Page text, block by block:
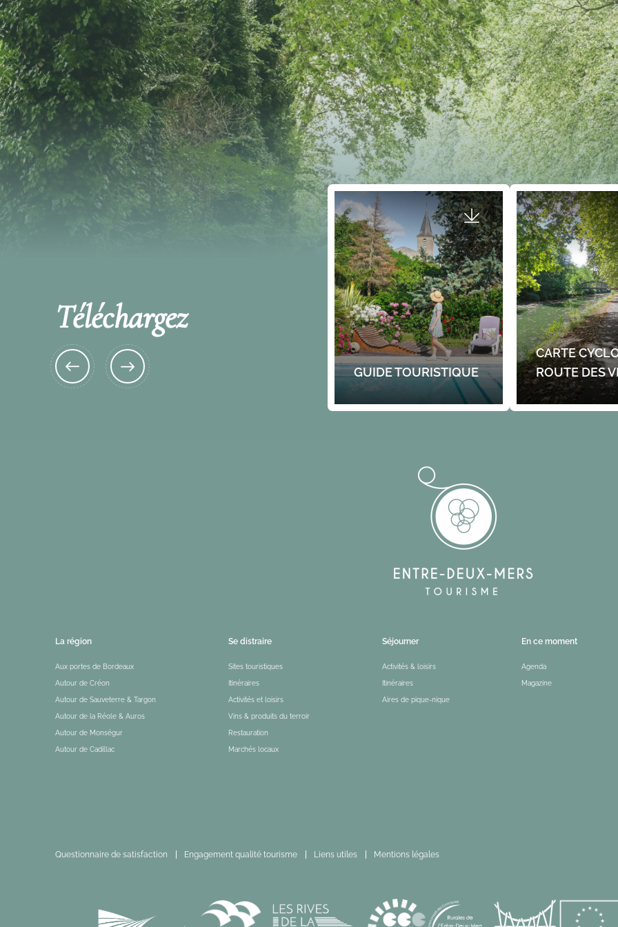
deux-Mers.
Téléchargez
GUIDE TOURISTIQUE
CARTE
ROUTE DES
La région
Aux portes de Bordeaux
Autour de Créon
Autour de Sauveterre & Targon
Autour de la Réole & Auros
Autour de Monségur
Autour de Cadillac
Se distraire
Sites touristiques
Itinéraires
Activités et loisirs
Vins & produits du terroir
Restauration
Marchés locaux
Séjourner
Activités & loisirs
Itinéraires
Aires de pique-nique
En ce moment
Agenda
Magazine
Questionnaire de satisfaction Engagement qualité tourisme Liens utiles Mentions légales